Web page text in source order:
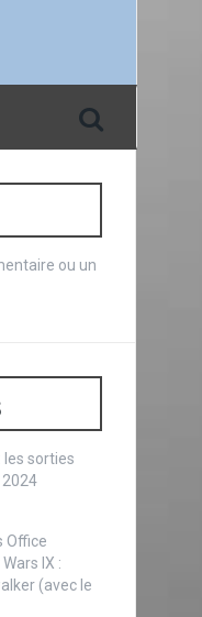
ou un
les sorties
Office
IX :
(avec le